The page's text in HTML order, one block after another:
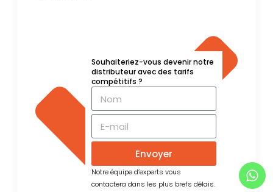
Souhaiteriez-vous devenir notre
distributeur avec des tarifs
compétitifs ?
Envoyer
Notre équipe d’experts vous
contactera dans les plus brefs délais.